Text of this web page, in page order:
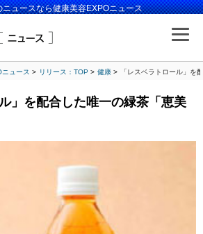
ュースなら健康美容EXPOニュース
ュース リリース：TOP 健康 「レスベラトロール」を
」を配合した唯一の緑茶「恵美